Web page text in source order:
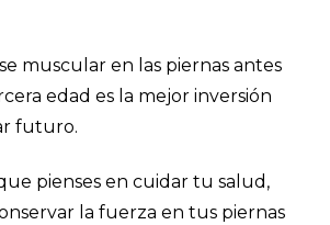
muscular en las piernas antes
edad es la mejor inversión
futuro.
pienses en cuidar tu salud,
la fuerza en tus piernas